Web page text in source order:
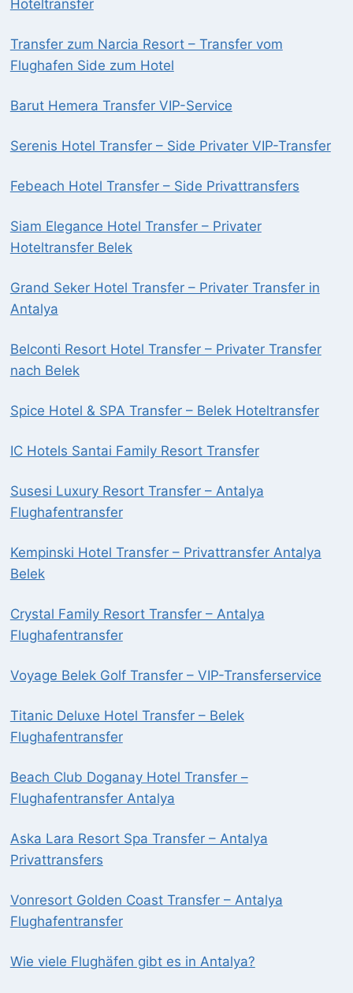
Hoteltransfer
Transfer zum Narcia Resort – Transfer vom
Flughafen Side zum Hotel
Barut Hemera Transfer VIP-Service
Serenis Hotel Transfer – Side Privater VIP-Transfer
Febeach Hotel Transfer – Side Privattransfers
Siam Elegance Hotel Transfer – Privater
Hoteltransfer Belek
Grand Seker Hotel Transfer – Privater Transfer in
Antalya
Belconti Resort Hotel Transfer – Privater Transfer
nach Belek
Spice Hotel & SPA Transfer – Belek Hoteltransfer
IC Hotels Santai Family Resort Transfer
Susesi Luxury Resort Transfer – Antalya
Flughafentransfer
Kempinski Hotel Transfer – Privattransfer Antalya
Belek
Crystal Family Resort Transfer – Antalya
Flughafentransfer
Voyage Belek Golf Transfer – VIP-Transferservice
Titanic Deluxe Hotel Transfer – Belek
Flughafentransfer
Beach Club Doganay Hotel Transfer –
Flughafentransfer Antalya
Aska Lara Resort Spa Transfer – Antalya
Privattransfers
Vonresort Golden Coast Transfer – Antalya
Flughafentransfer
Wie viele Flughäfen gibt es in Antalya?